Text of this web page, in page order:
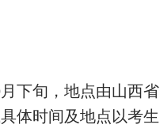
下旬，地点由山西省
体时间及地点以考生